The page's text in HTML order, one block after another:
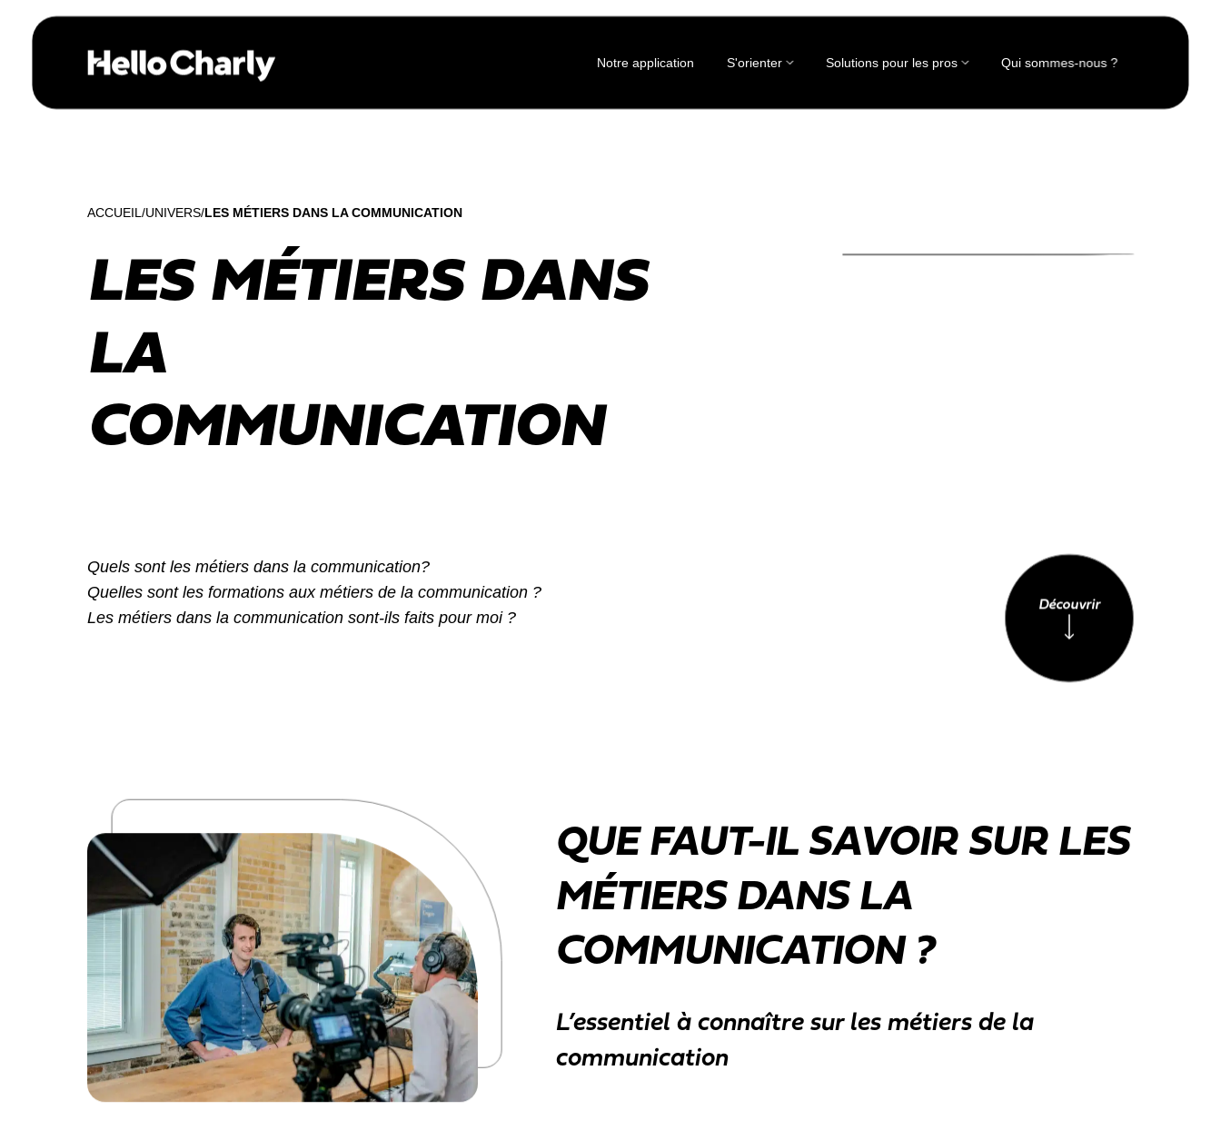
Notre application S'orienter Solutions pour les pros Qui sommes-nous ?
ACCUEIL UNIVERS LES MÉTIERS DANS LA COMMUNICATION
LES MÉTIERS DANS
LA
COMMUNICATION
Quels sont les métiers dans la communication?
Quelles sont les formations aux métiers de la communication ?
Les métiers dans la communication sont-ils faits pour moi ?
Découvrir
QUE FAUT-IL SAVOIR SUR LES
MÉTIERS DANS LA
COMMUNICATION ?
L’essentiel à connaître sur les métiers de la
communication